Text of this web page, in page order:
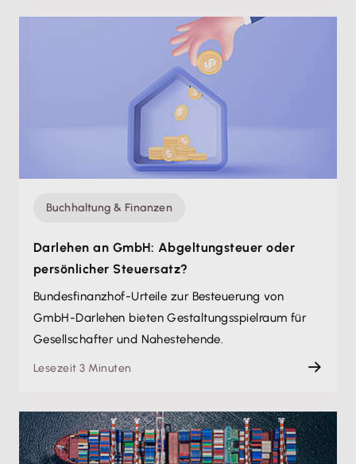
Buchhaltung & Finanzen
Darlehen an GmbH: Abgeltungsteuer oder
persönlicher Steuersatz?
Bundesfinanzhof-Urteile zur Besteuerung von
GmbH-Darlehen bieten Gestaltungsspielraum für
Gesellschafter und Nahestehende.
Lesezeit 3 Minuten